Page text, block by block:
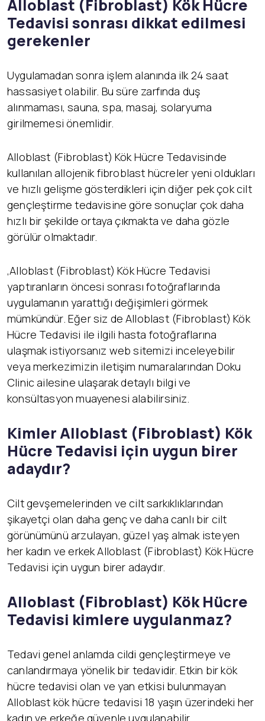
Alloblast (Fibroblast) Kök Hücre
Tedavisi sonrası dikkat edilmesi
gerekenler
Uygulamadan sonra işlem alanında ilk 24 saat
hassasiyet olabilir. Bu süre zarfında duş
alınmaması, sauna, spa, masaj, solaryuma
girilmemesi önemlidir.
Alloblast (Fibroblast) Kök Hücre Tedavisinde
kullanılan allojenik fibroblast hücreler yeni oldukları
ve hızlı gelişme gösterdikleri için diğer pek çok cilt
gençleştirme tedavisine göre sonuçlar çok daha
hızlı bir şekilde ortaya çıkmakta ve daha gözle
görülür olmaktadır.
,Alloblast (Fibroblast) Kök Hücre Tedavisi
yaptıranların öncesi sonrası fotoğraflarında
uygulamanın yarattığı değişimleri görmek
mümkündür. Eğer siz de Alloblast (Fibroblast) Kök
Hücre Tedavisi ile ilgili hasta fotoğraflarına
ulaşmak istiyorsanız web sitemizi inceleyebilir
veya merkezimizin iletişim numaralarından Doku
Clinic ailesine ulaşarak detaylı bilgi ve
konsültasyon muayenesi alabilirsiniz.
Kimler Alloblast (Fibroblast) Kök
Hücre Tedavisi için uygun birer
adaydır?
Cilt gevşemelerinden ve cilt sarkıklıklarından
şikayetçi olan daha genç ve daha canlı bir cilt
görünümünü arzulayan, güzel yaş almak isteyen
her kadın ve erkek Alloblast (Fibroblast) Kök Hücre
Tedavisi için uygun birer adaydır.
Alloblast (Fibroblast) Kök Hücre
Tedavisi kimlere uygulanmaz?
Tedavi genel anlamda cildi gençleştirmeye ve
canlandırmaya yönelik bir tedavidir. Etkin bir kök
hücre tedavisi olan ve yan etkisi bulunmayan
Alloblast kök hücre tedavisi 18 yaşın üzerindeki her
kadın ve erkeğe güvenle uygulanabilir.